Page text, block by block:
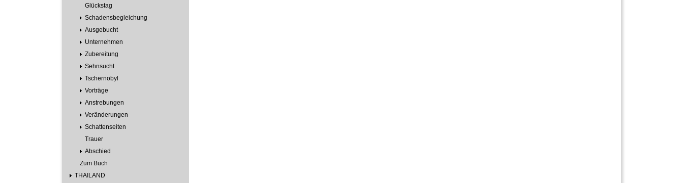
Glückstag
Schadensbegleichung
Ausgebucht
Unternehmen
Zubereitung
Sehnsucht
Tschernobyl
Vorträge
Anstrebungen
Veränderungen
Schattenseiten
Trauer
Abschied
Zum Buch
THAILAND